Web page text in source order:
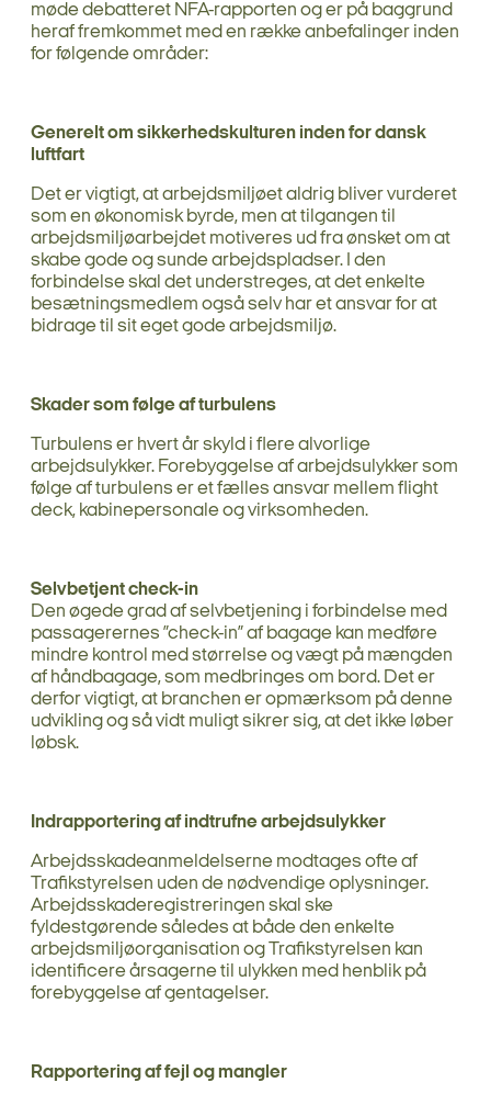
møde debatteret NFA-rapporten og er på baggrund
heraf fremkommet med en række anbefalinger inden
for følgende områder:
Generelt om sikkerhedskulturen inden for dansk
luftfart
Det er vigtigt, at arbejdsmiljøet aldrig bliver vurderet
som en økonomisk byrde, men at tilgangen til
arbejdsmiljøarbejdet motiveres ud fra ønsket om at
skabe gode og sunde arbejdspladser. I den
forbindelse skal det understreges, at det enkelte
besætningsmedlem også selv har et ansvar for at
bidrage til sit eget gode arbejdsmiljø.
Skader som følge af turbulens
Turbulens er hvert år skyld i flere alvorlige
arbejdsulykker. Forebyggelse af arbejdsulykker som
følge af turbulens er et fælles ansvar mellem flight
deck, kabinepersonale og virksomheden.
Selvbetjent check-in
Den øgede grad af selvbetjening i forbindelse med
passagerernes ”check-in” af bagage kan medføre
mindre kontrol med størrelse og vægt på mængden
af håndbagage, som medbringes om bord. Det er
derfor vigtigt, at branchen er opmærksom på denne
udvikling og så vidt muligt sikrer sig, at det ikke løber
løbsk.
Indrapportering af indtrufne arbejdsulykker
Arbejdsskadeanmeldelserne modtages ofte af
Trafikstyrelsen uden de nødvendige oplysninger.
Arbejdsskaderegistreringen skal ske
fyldestgørende således at både den enkelte
arbejdsmiljøorganisation og Trafikstyrelsen kan
identificere årsagerne til ulykken med henblik på
forebyggelse af gentagelser.
Rapportering af fejl og mangler